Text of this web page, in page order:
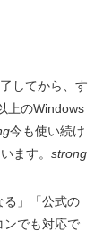
してから、す
上のWindows
今も使い続け
ます。 strong
る」「公式の
ンでも対応で